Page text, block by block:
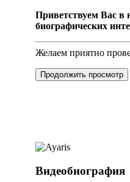
Приветствуем Вас в
биографических
Желаем приятно
Продолжить просмотр
Видеобиография